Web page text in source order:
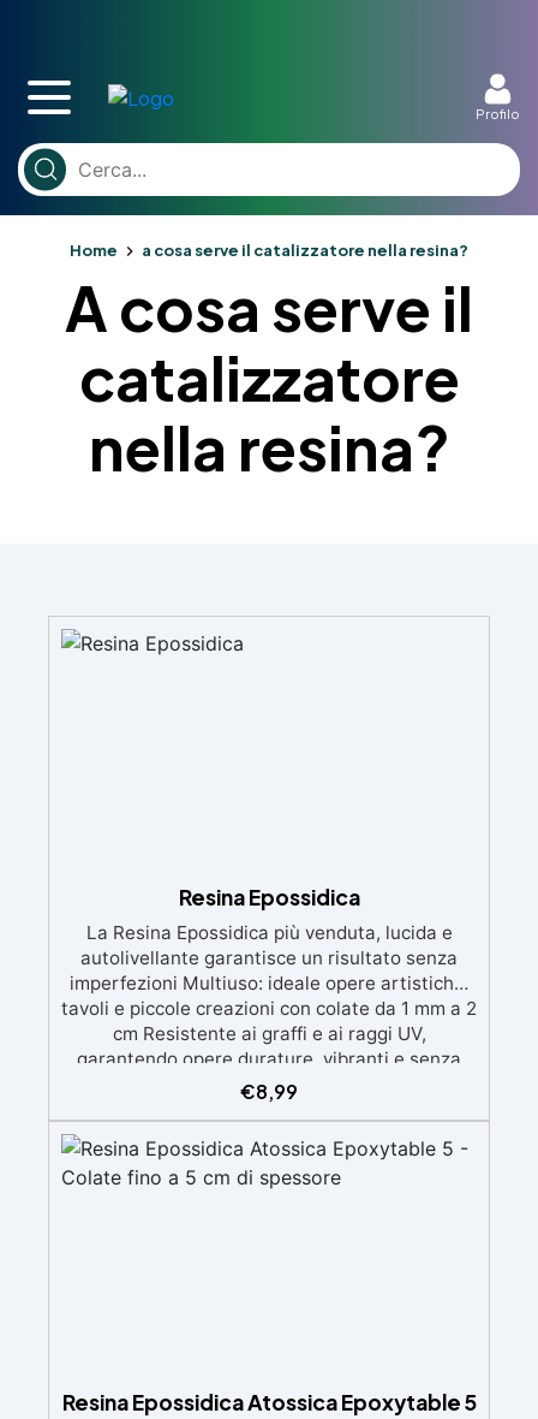
Profilo
Home a cosa serve il catalizzatore nella resina?
A cosa serve il
catalizzatore
nella resina?
Resina Epossidica
La Resina Epossidica più venduta, lucida e
autolivellante garantisce un risultato senza
imperfezioni Multiuso: ideale opere artistiche,
tavoli e piccole creazioni con colate da 1 mm a 2
cm Resistente ai graffi e ai raggi UV,
garantendo opere durature, vibranti e senza
ingiallimenti nel tempo Bassa viscosità e
formula anti-bolle per risultati impeccabili,
Certificata Atossica post catalisi per contatto
con la pelle, BPA free e VoC Free
€8,99
Resina Epossidica Atossica Epoxytable 5